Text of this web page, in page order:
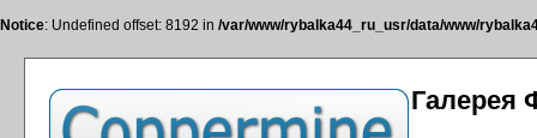
Notice: Undefined offset: 8192 in /var/www/rybalka44_ru_usr/data/www/
Галерея